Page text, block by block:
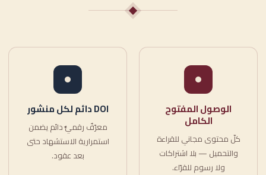
الوصول المفتوح
الكامل
كلّ محتوى مجاني للقراءة
والتحميل — بلا اشتراكات
ولا رسوم للقرّاء.
DOI دائم لكل منشور
معرّفٌ رقميٌّ دائم يضمن
استمرارية الاستشهاد حتى
بعد عقود.